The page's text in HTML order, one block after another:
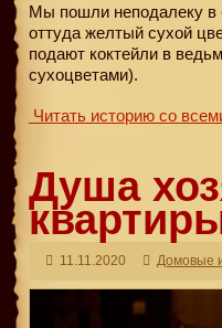
Мы пошли неподалеку в
оттуда желтый сухой
подают коктейли в
сухоцветами).
Читать историю со
Душа
11.11.2020 Домовые